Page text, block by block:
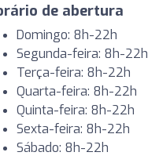
de abertura
Domingo: 8h-22h
Segunda-feira: 8h-22h
Terça-feira: 8h-22h
Quarta-feira: 8h-22h
Quinta-feira: 8h-22h
Sexta-feira: 8h-22h
Sábado: 8h-22h